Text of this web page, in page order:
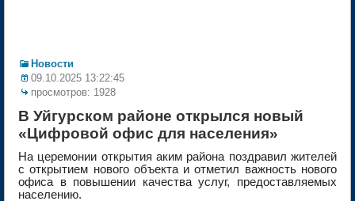
Новости
09.10.2025 13:22:45
просмотров: 1928
В Уйгурском районе открылся новый
«Цифровой офис для населения»
На церемонии открытия аким района поздравил жителей
с открытием нового объекта и отметил важность нового
офиса в повышении качества услуг, предоставляемых
населению.